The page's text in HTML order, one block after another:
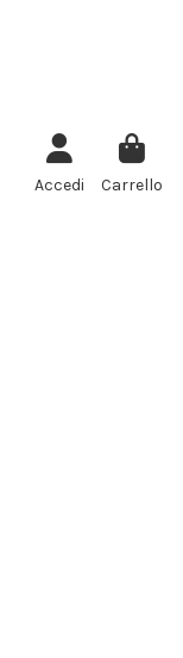
Accedi Carrello